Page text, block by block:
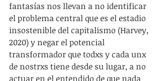
fantasías nos llevan a no identificar
el problema central que es el estadio
insostenible del capitalismo (Harvey,
2020) y negar el potencial
transformador que todxs y cada unx
de nostrxs tiene desde su lugar, a no
actuar en el entendido de que nada